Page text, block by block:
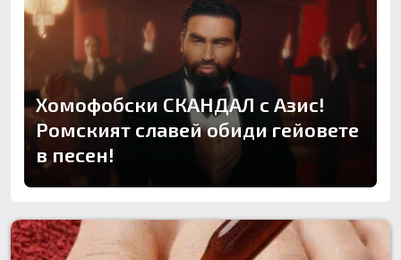
Хомофобски СКАНДАЛ с Азис!
Ромският славей обиди гейовете
в песен!